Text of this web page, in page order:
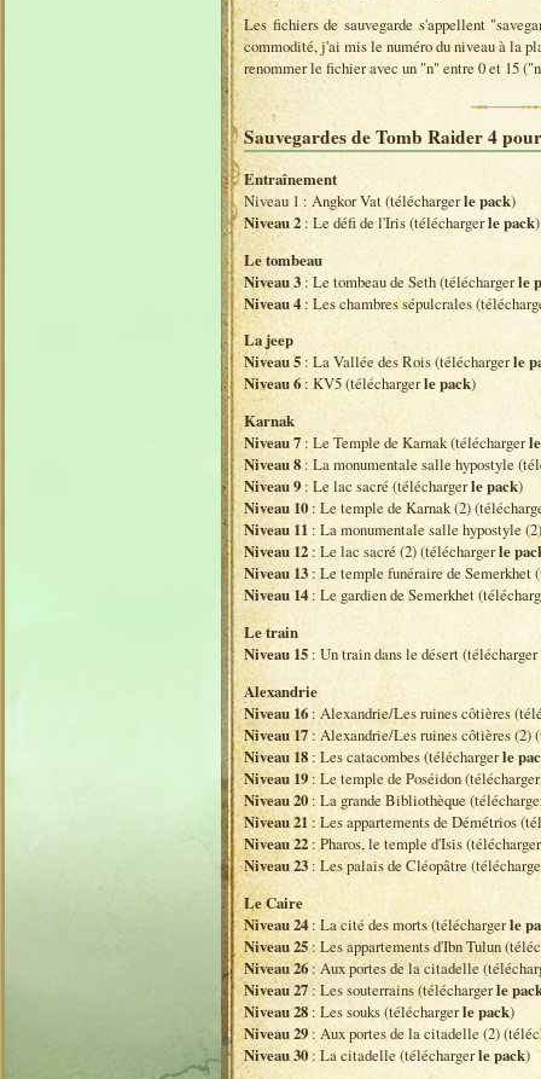
Les fichiers de sauvegarde s'appellent
commodité, j'ai mis le numéro du niveau à la
renommer le fichier avec un "n" entre 0 et 15
Sauvegardes de Tomb Raider 4
Entraînement
Niveau 1 : Angkor Vat (téléchargerle pack)
Niveau 2 : Le défi de l'Iris (téléchargerle pack)
Le tombeau
Niveau 3 : Le tombeau de Seth (téléchargerle
Niveau 4 : Les chambres sépulcrales
La jeep
Niveau 5 : La Vallée des Rois (téléchargerle
Niveau 6: KV5 (téléchargerle pack)
Karnak
Niveau 7: Le Temple de Karnak (télécharger
Niveau 8 : La monumentale salle hypostyle
Niveau 9 : Le lac sacré (téléchargerle pack)
Niveau 10 : Le temple de Karnak (2)
Niveau 11 : La monumentale salle hypostyle
Niveau 12 : Le lac sacré (2) (téléchargerle
Niveau 13 : Le temple funéraire de Semerkhet
Niveau 14 : Le gardien de Semerkhet
Le train
Niveau 15 : Un train dans le désert (télécharger
Alexandrie
Niveau 16 : Alexandrie/Les ruines côtières
Niveau 17: Alexandrie/Les ruines côtières (2)
Niveau 18 : Les catacombes (téléchargerle
Niveau 19 : Le temple de Poséidon
Niveau 20 : La grande Bibliothèque
Niveau 21 : Les appartements de Démétrios
Niveau 22 : Pharos, le temple d'Isis
Niveau 23 : Les palais de Cléopâtre
Le Caire
Niveau 24: La cité des morts (téléchargerle
Niveau 25: Les appartements d'Ibn Tulun
Niveau 26: Aux portes de la citadelle
Niveau 27: Les souterrains (téléchargerle
Niveau 28 : Les souks (téléchargerle pack)
Niveau 29 : Aux portes de la citadelle (2)
Niveau 30: La citadelle (téléchargerle pack)